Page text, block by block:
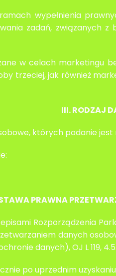
wypełnienia
zadań, związanych
w celach marketingu
trzeciej, jak również
III. RODZAJ
których podanie jest
PRAWNA
Rozporządzenia
danych
danych), OJ L 119,
po uprzednim